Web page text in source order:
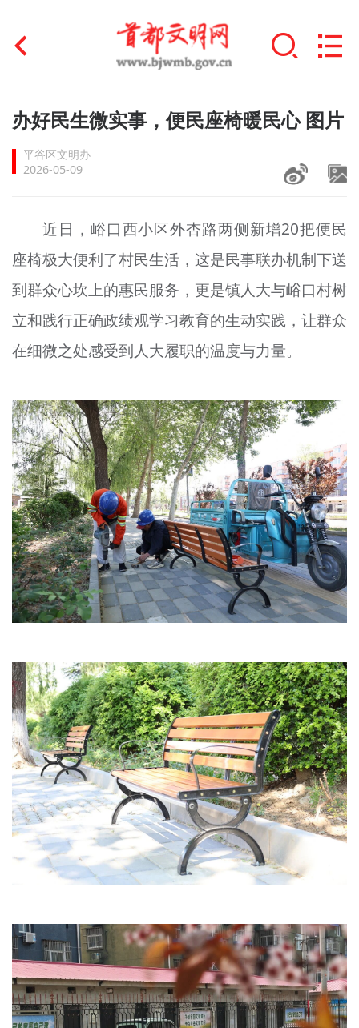
首页
文明创建
文明培育
+
未成年人思想道德建设
榜样人物
+
身边好人
北京宣传文化引导基金
宣传思想文化人才
专题
资料库
+
办好民生微实事，便民座椅暖民心 图片
平谷区文明办
2026-05-09
近日，峪口西小区外杏路两侧新增20把便民
座椅极大便利了村民生活，这是民事联办机制下送
到群众心坎上的惠民服务，更是镇人大与峪口村树
立和践行正确政绩观学习教育的生动实践，让群众
在细微之处感受到人大履职的温度与力量。